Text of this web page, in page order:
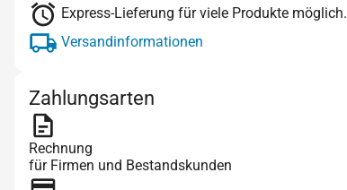
Express-Lieferung für viele Produkte möglich.
Versandinformationen
Zahlungsarten
Rechnung
für Firmen und Bestandskunden